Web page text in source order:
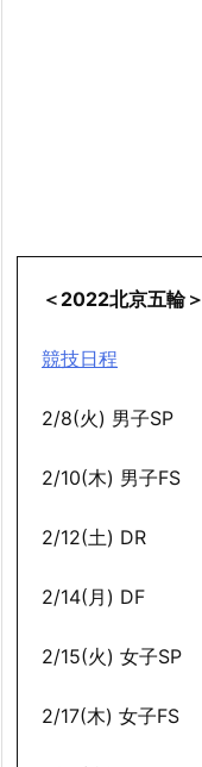
＜2022北京五輪＞
競技日程
2/8(火) 男子SP
2/10(木) 男子FS
2/12(土) DR
2/14(月) DF
2/15(火) 女子SP
2/17(木) 女子FS